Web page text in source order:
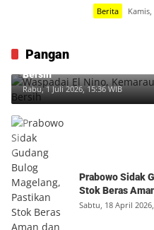
Berita Kamis,
Pangan
Waspadai El Nino, Kemarau
Bersih
Rabu, 1 Juli 2026, 15:36 WIB
Prabowo Sidak
Stok Beras
Sabtu, 18 April